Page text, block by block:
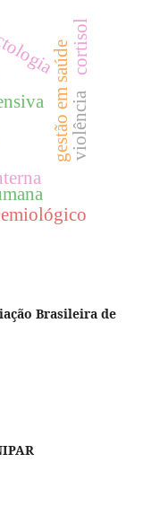
gestão em saúdeviolência
cortisol
Brasileira de